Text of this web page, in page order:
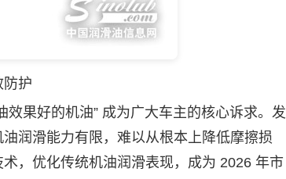
防护
果好的机油” 成为广大车主的核心诉求。发
润滑能力有限，难以从根本上降低摩擦损
，优化传统机油润滑表现，成为 2026 年市